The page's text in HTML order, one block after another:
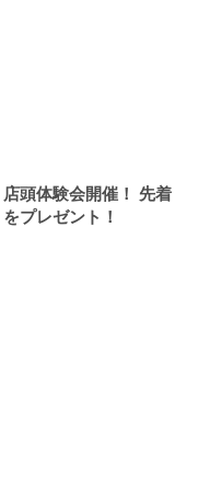
頭体験会開催！ 先着
プレゼント！